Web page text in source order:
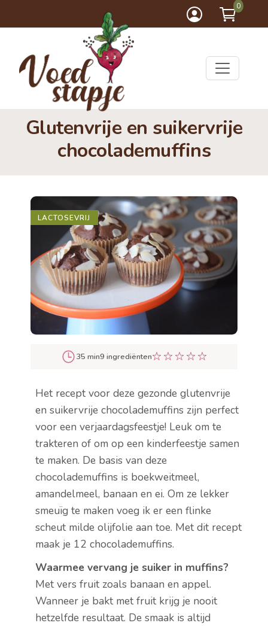
0
Glutenvrije en suikervrije
chocolademuffins
LACTOSEVRIJ
35 min9 ingrediënten
Het recept voor deze gezonde glutenvrije
en suikervrije chocolademuffins zijn perfect
voor een verjaardagsfeestje! Leuk om te
trakteren of om op een kinderfeestje samen
te maken. De basis van deze
chocolademuffins is boekweitmeel,
amandelmeel, banaan en ei. Om ze lekker
smeuïg te maken voeg ik er een flinke
scheut milde olijfolie aan toe. Met dit recept
maak je 12 chocolademuffins.
Waarmee vervang je suiker in muffins?
Met vers fruit zoals banaan en appel.
Wanneer je bakt met fruit krijg je nooit
hetzelfde resultaat. De smaak is altijd